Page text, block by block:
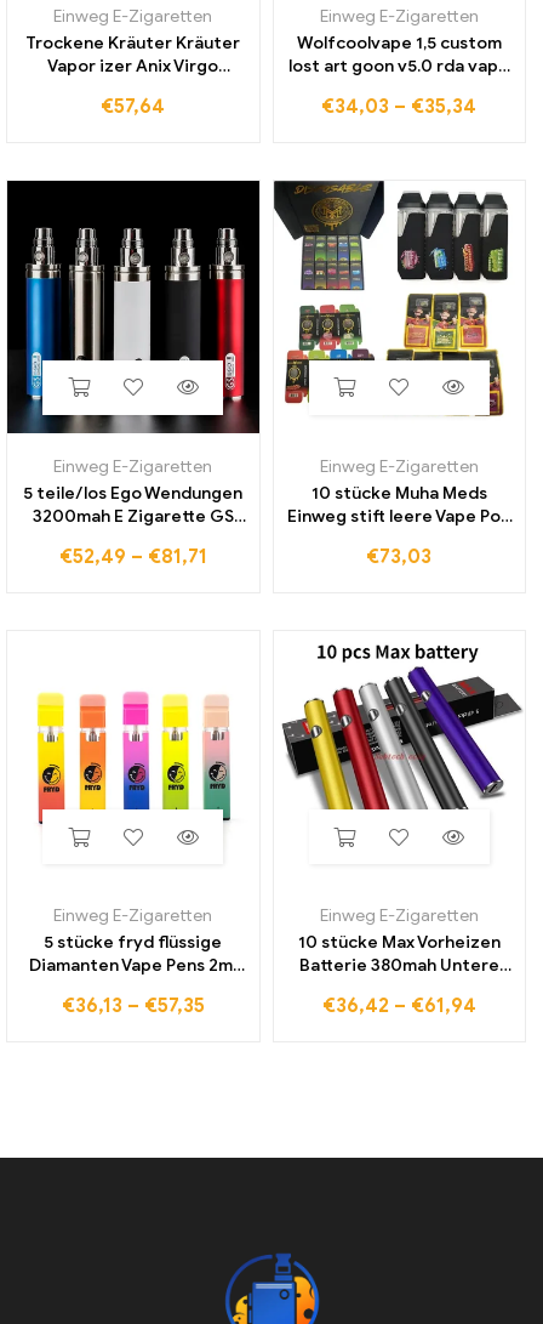
Einweg E-Zigaretten
Trockene Kräuter Kräuter
Vapor izer Anix Virgo
regelung Tabak Vape Pen
€57,64
Einweg E-Zigaretten
Wolfcoolvape 1,5 custom
lost art goon v5.0 rda vape
wiederaufbau barer
€34,03 – €35,34
Einweg E-Zigaretten
5 teile/los Ego Wendungen
3200mah E Zigarette GS
Elektronische Zigarette
€52,49 – €81,71
Einweg E-Zigaretten
10 stücke Muha Meds
Einweg stift leere Vape Pod
Vape Patrone 320mAh
€73,03
Einweg E-Zigaretten
5 stücke fryd flüssige
Diamanten Vape Pens 2ml
wagen und Zigaretten
€36,13 – €57,35
Einweg E-Zigaretten
10 stücke Max Vorheizen
Batterie 380mah Untere
Vape stift Für 510 gewinde
€36,42 – €61,94